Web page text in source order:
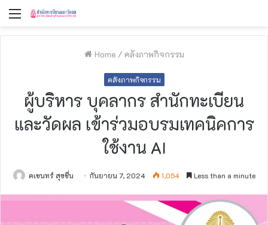
Menu
Home / คลังภาพกิจกรรม
คลังภาพกิจกรรม
ผู้บริหาร บุคลากร สำนักทะเบียน
และวัดผล เข้าร่วมอบรมเทคนิคการ
ใช้งาน AI
คเชนทร์ สุขชื่น กันยายน 7, 2024 1,054 Less than a minute